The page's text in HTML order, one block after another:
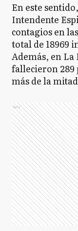
En este
Intendente
contagios en
total de 18969
Además, en
fallecieron 289
más de la
Ads